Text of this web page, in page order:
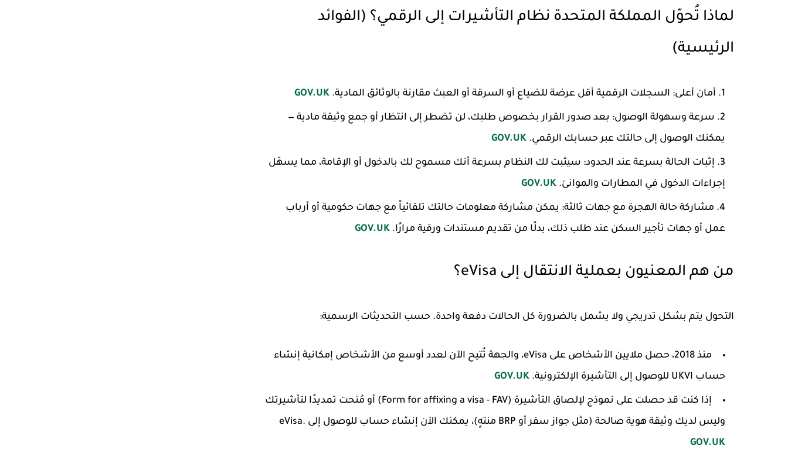
لماذا تُحوّل المملكة المتحدة نظام التأشيرات إلى الرقمي؟ (الفوائد
الرئيسية)
أمان أعلى: السجلات الرقمية أقل عرضة للضياع أو السرقة أو العبث مقارنة بالوثائق المادية. GOV.UK
سرعة وسهولة الوصول: بعد صدور القرار بخصوص طلبك، لن تضطر إلى انتظار أو جمع وثيقة مادية —
يمكنك الوصول إلى حالتك عبر حسابك الرقمي. GOV.UK
إثبات الحالة بسرعة عند الحدود: سيثبت لك النظام بسرعة أنك مسموح لك بالدخول أو الإقامة، مما يسهّل
إجراءات الدخول في المطارات والموانئ. GOV.UK
مشاركة حالة الهجرة مع جهات ثالثة: يمكن مشاركة معلومات حالتك تلقائياً مع جهات حكومية أو أرباب
عمل أو جهات تأجير السكن عند طلب ذلك، بدلًا من تقديم مستندات ورقية مرارًا. GOV.UK
من هم المعنيون بعملية الانتقال إلى eVisa؟
التحول يتم بشكل تدريجي ولا يشمل بالضرورة كل الحالات دفعة واحدة. حسب التحديثات الرسمية:
منذ 2018، حصل ملايين الأشخاص على eVisa، والجهة تُتيح الآن لعدد أوسع من الأشخاص إمكانية إنشاء
حساب UKVI للوصول إلى التأشيرة الإلكترونية.
GOV.UK
إذا كنت قد حصلت على نموذج لإلصاق التأشيرة (Form for affixing a visa - FAV) أو مُنحت تمديدًا لتأشيرتك
وليس لديك وثيقة هوية صالحة (مثل جواز سفر أو BRP منتهٍ)، يمكنك الآن إنشاء حساب للوصول إلى eVisa.
GOV.UK